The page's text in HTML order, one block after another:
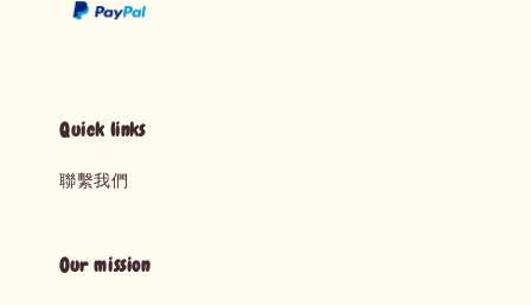
Quick links
聯繫我們
Our mission